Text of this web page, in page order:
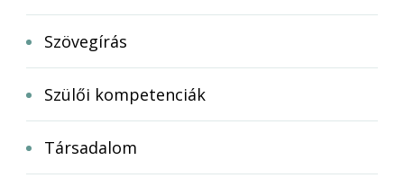
Szövegírás
Szülői kompetenciák
Társadalom